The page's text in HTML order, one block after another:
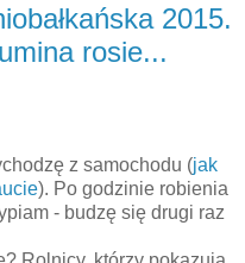
2015.
rosie...
z samochodu (jak
). Po godzinie robienia
- budzę się drugi raz